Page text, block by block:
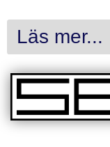
Läs mer...